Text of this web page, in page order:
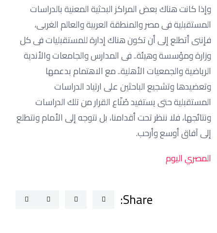
وإذا كانت هناك بعض المراكز البحثية المعنية بالدراسات
المستقبلية فى مصر والمنطقة العربية والعالم الغربى،
فإننى أتطلع إلى أن تكون هناك إدارة للمستقبليات فى كل
وزارة ومؤسسة وهيئة.. فى المدارس والجامعات والأندية
الرياضية والجمعيات الأهلية.. مع الاهتمام بدعمها
وتعضيدها وتشجيع الباحثين على ارتياد الدراسات
المستقبلية حتى يستفيد صُنّاع القرار من تلك الدراسات
ونتائجها، فلا ننظر تحت أقدامنا، بل نتوجه إلى الأمام ونتطلع
إلى آفاق أوسع وأرحب.
المصري اليوم
Share: